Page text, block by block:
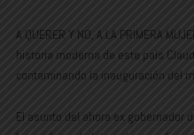
A QUERER Y NO, A LA PRIMERA
historia moderna de este país
contaminando la inauguración del
El asunto del ahora ex gobernador